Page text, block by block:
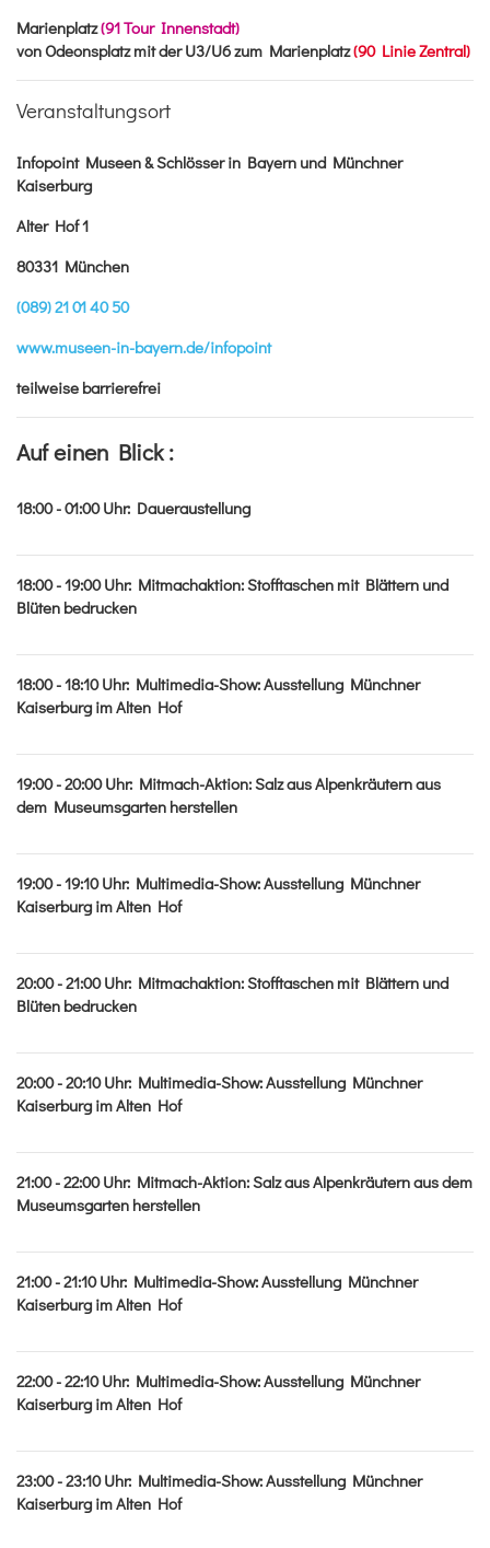
Marienplatz(91 Tour Innenstadt)
von Odeonsplatz mit der U3/U6 zum Marienplatz(90 Linie Zentral)
Veranstaltungsort
Infopoint Museen & Schlösser in Bayern und Münchner
Kaiserburg
Alter Hof 1
80331 München
(089) 21 01 40 50
www.museen-in-bayern.de/infopoint
teilweise barrierefrei
Auf einen Blick :
18:00 - 01:00Uhr: Daueraustellung
18:00 - 19:00Uhr: Mitmachaktion: Stofftaschen mit Blättern und
Blüten bedrucken
18:00 - 18:10Uhr: Multimedia-Show: Ausstellung Münchner
Kaiserburg im Alten Hof
19:00 - 20:00Uhr: Mitmach-Aktion: Salz aus Alpenkräutern aus
dem Museumsgarten herstellen
19:00 - 19:10Uhr: Multimedia-Show: Ausstellung Münchner
Kaiserburg im Alten Hof
20:00 - 21:00Uhr: Mitmachaktion: Stofftaschen mit Blättern und
Blüten bedrucken
20:00 - 20:10Uhr: Multimedia-Show: Ausstellung Münchner
Kaiserburg im Alten Hof
21:00 - 22:00Uhr: Mitmach-Aktion: Salz aus Alpenkräutern aus dem
Museumsgarten herstellen
21:00 - 21:10Uhr: Multimedia-Show: Ausstellung Münchner
Kaiserburg im Alten Hof
22:00 - 22:10Uhr: Multimedia-Show: Ausstellung Münchner
Kaiserburg im Alten Hof
23:00 - 23:10Uhr: Multimedia-Show: Ausstellung Münchner
Kaiserburg im Alten Hof